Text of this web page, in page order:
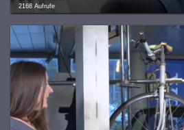
2168 Aufrufe